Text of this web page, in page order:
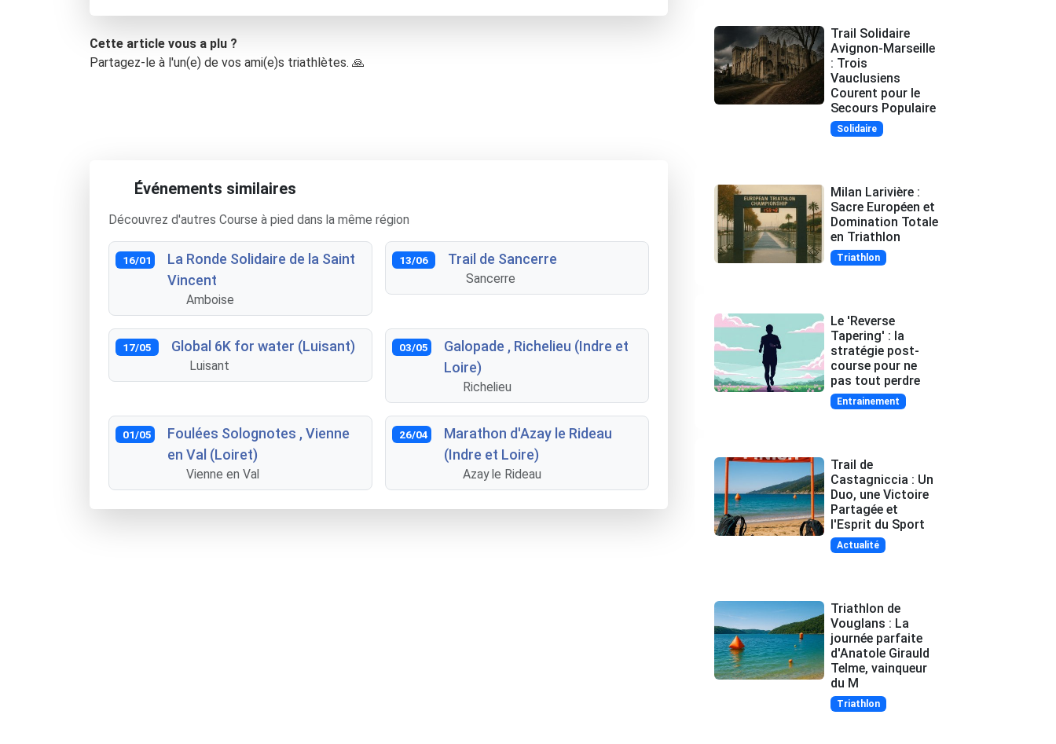
Cette article vous a plu ?
Partagez-le à l'un(e) de vos ami(e)s triathlètes. 🙏
Événements similaires
Découvrez d'autres Course à pied dans la même région
16/01
La Ronde Solidaire de la Saint
Vincent
Amboise
13/06 Trail de Sancerre
Sancerre
17/05 Global 6K for water (Luisant)
Luisant
03/05
Galopade , Richelieu (Indre et
Loire)
Richelieu
01/05
Foulées Solognotes , Vienne
en Val (Loiret)
Vienne en Val
26/04
Marathon d'Azay le Rideau
(Indre et Loire)
Azay le Rideau
Trail Solidaire
Avignon-Marseille
: Trois
Vauclusiens
Courent pour le
Secours Populaire
Solidaire
Milan Larivière :
Sacre Européen et
Domination Totale
en Triathlon
Triathlon
Le 'Reverse
Tapering' : la
stratégie post-
course pour ne
pas tout perdre
Entrainement
Trail de
Castagniccia : Un
Duo, une Victoire
Partagée et
l'Esprit du Sport
Actualité
Triathlon de
Vouglans : La
journée parfaite
d'Anatole Girauld
Telme, vainqueur
du M
Triathlon